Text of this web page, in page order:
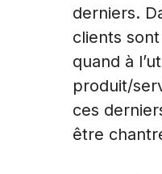
derniers.
clients
quand à
produit/
ces
être